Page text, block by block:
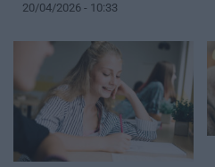
20/04/2026 - 10:33